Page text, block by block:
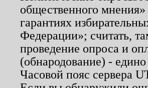
общественного
гарантиях
Федерации»; считать,
проведение опроса и
(обнародование) -
Часовой пояс сервера